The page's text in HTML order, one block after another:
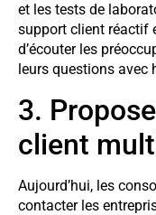
et les tests de
support client réactif
d’écouter les
leurs questions avec
3.
client
Aujourd’hui, les
contacter les